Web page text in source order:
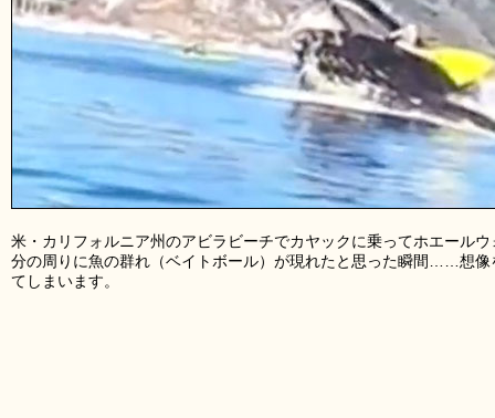
米・カリフォルニア州のアビラビーチでカヤックに乗ってホエール
分の周りに魚の群れ（ベイトボール）が現れたと思った瞬間……想
てしまいます。